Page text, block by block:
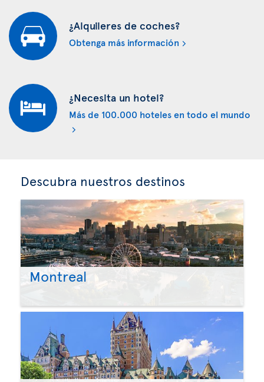
¿Alquileres de coches?
Obtenga más información
¿Necesita un hotel?
Más de 100.000 hoteles en todo el mundo
Descubra nuestros destinos
Montreal